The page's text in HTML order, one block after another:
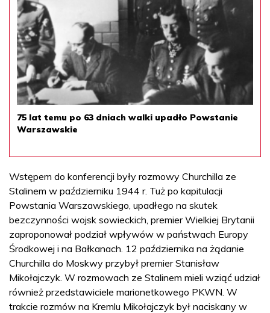
75 lat temu po 63 dniach walki upadło Powstanie
Warszawskie
Wstępem do konferencji były rozmowy Churchilla ze
Stalinem w październiku 1944 r. Tuż po kapitulacji
Powstania Warszawskiego, upadłego na skutek
bezczynności wojsk sowieckich, premier Wielkiej Brytanii
zaproponował podział wpływów w państwach Europy
Środkowej i na Bałkanach. 12 października na żądanie
Churchilla do Moskwy przybył premier Stanisław
Mikołajczyk. W rozmowach ze Stalinem mieli wziąć udział
również przedstawiciele marionetkowego PKWN. W
trakcie rozmów na Kremlu Mikołajczyk był naciskany w